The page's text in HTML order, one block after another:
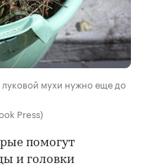
мухи нужно еще до
Press)
помогут
и головки